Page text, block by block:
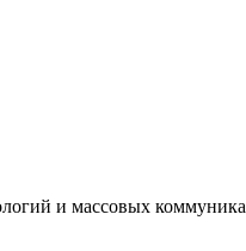
и массовых